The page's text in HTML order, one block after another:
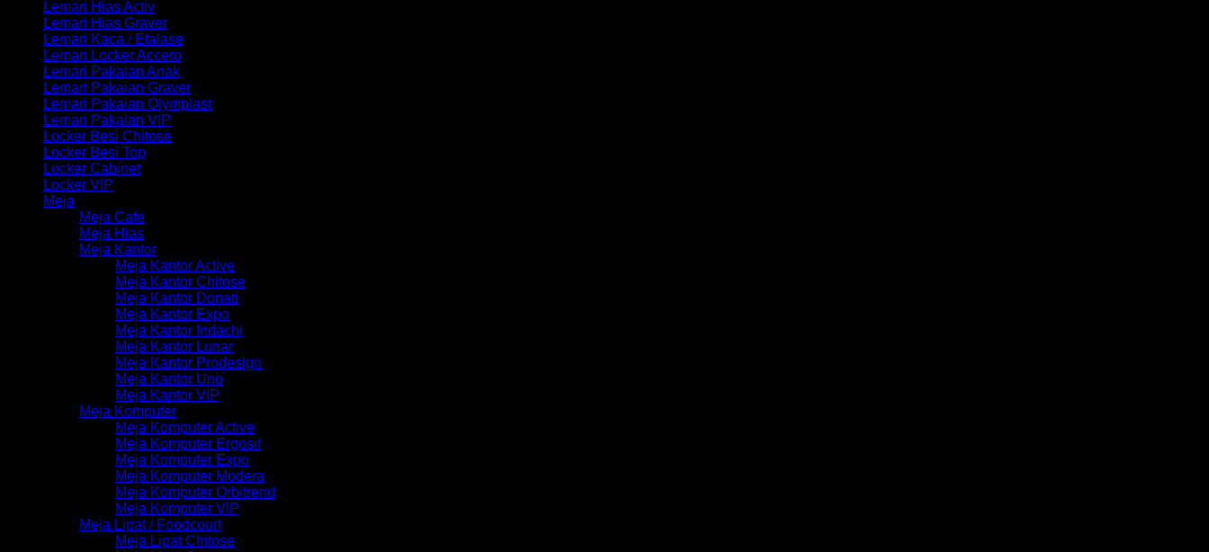
Lemari Hias Activ
Lemari Hias Graver
Lemari Kaca / Etalase
Lemari Locker Accero
Lemari Pakaian Anak
Lemari Pakaian Graver
Lemari Pakaian Olymplast
Lemari Pakaian VIP
Locker Besi Chitose
Locker Besi Top
Locker Cabinet
Locker VIP
Meja
Meja Cafe
Meja Hias
Meja Kantor
Meja Kantor Active
Meja Kantor Chitose
Meja Kantor Donati
Meja Kantor Expo
Meja Kantor Indachi
Meja Kantor Lunar
Meja Kantor Prodesign
Meja Kantor Uno
Meja Kantor VIP
Meja Komputer
Meja Komputer Active
Meja Komputer Ergosit
Meja Komputer Expo
Meja Komputer Modera
Meja Komputer Orbitrend
Meja Komputer VIP
Meja Lipat / Foodcourt
Meja Lipat Chitose